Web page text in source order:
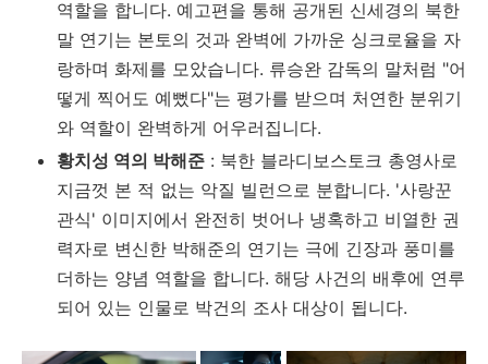
역할을 합니다. 예고편을 통해 공개된 신세경의 북한
말 연기는 본토의 것과 완벽에 가까운 싱크로율을 자
랑하며 화제를 모았습니다. 류승완 감독의 말처럼 "어
떻게 찍어도 예뻤다"는 평가를 받으며 처연한 분위기
와 역할이 완벽하게 어우러집니다.
황치성 역의 박해준 : 북한 블라디보스토크 총영사로
지금껏 본 적 없는 악질 빌런으로 분합니다. '사랑꾼
관식' 이미지에서 완전히 벗어나 냉혹하고 비열한 권
력자로 변신한 박해준의 연기는 극에 긴장과 풍미를
더하는 양념 역할을 합니다. 해당 사건의 배후에 연루
되어 있는 인물로 박건의 조사 대상이 됩니다.